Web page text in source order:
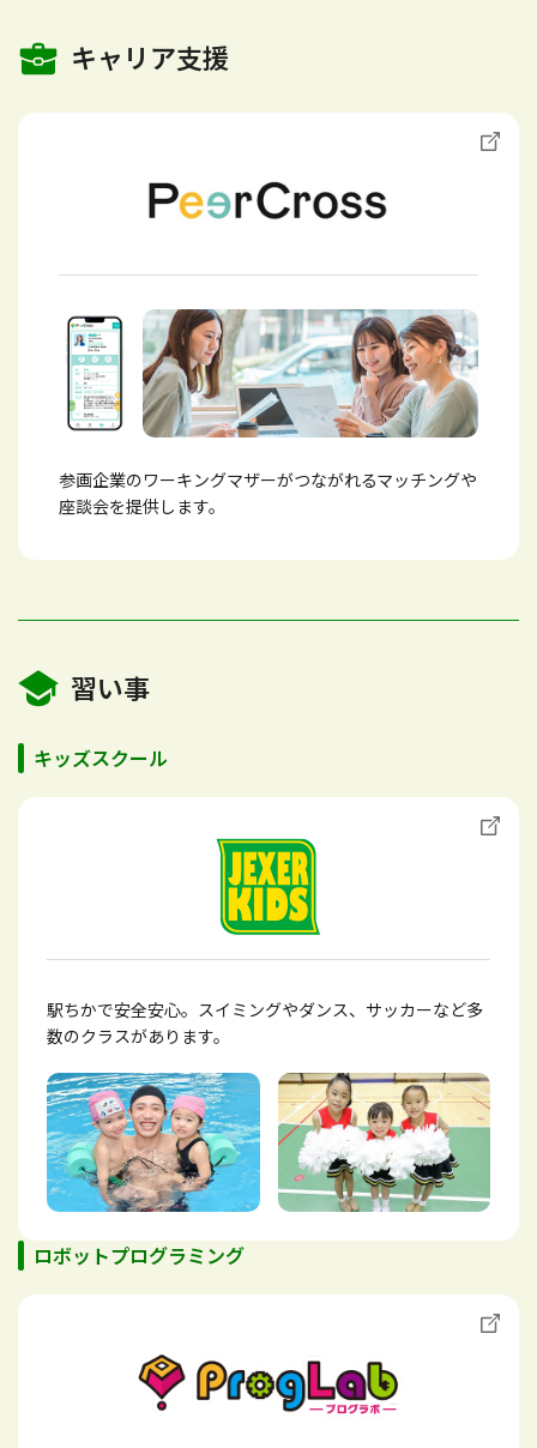
キャリア支援
参画企業のワーキングマザーがつながれるマッチングや
座談会を提供します。
習い事
キッズスクール
駅ちかで安全安心。スイミングやダンス、サッカーなど多
数のクラスがあります。
ロボットプログラミング